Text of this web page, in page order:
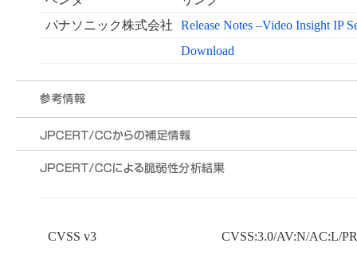
パナソニック株式会社
Release Notes –Video Insight IP
Download
CVSS v3 CVSS:3.0/AV:N/AC:L/